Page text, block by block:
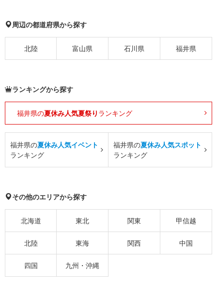
周辺の都道府県から探す
北陸 富山県 石川県 福井県
ランキングから探す
福井県の夏休み人気夏祭り ランキング
福井県の夏休み人気イベント
ランキング
福井県の夏休み人気スポット
ランキング
その他のエリアから探す
北海道 東北 関東 甲信越
北陸 東海 関西 中国
四国 九州・沖縄